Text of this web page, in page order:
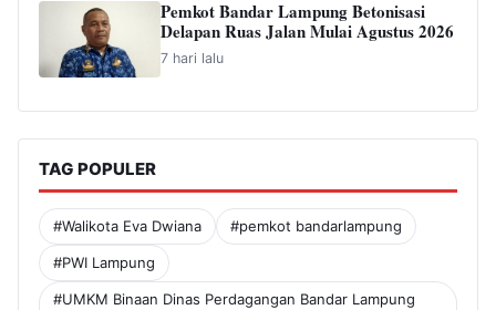
Pemkot Bandar Lampung Betonisasi
Delapan Ruas Jalan Mulai Agustus 2026
7 hari lalu
TAG POPULER
#Walikota Eva Dwiana #pemkot bandarlampung
#PWI Lampung
#UMKM Binaan Dinas Perdagangan Bandar Lampung